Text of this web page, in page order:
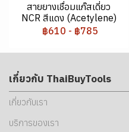
สายยางเชื่อมแก๊สเดี่ยว
NCR สีแดง (Acetylene)
฿610 - ฿785
เกี่ยวกับ ThaiBuyTools
เกี่ยวกับเรา
บริการของเรา